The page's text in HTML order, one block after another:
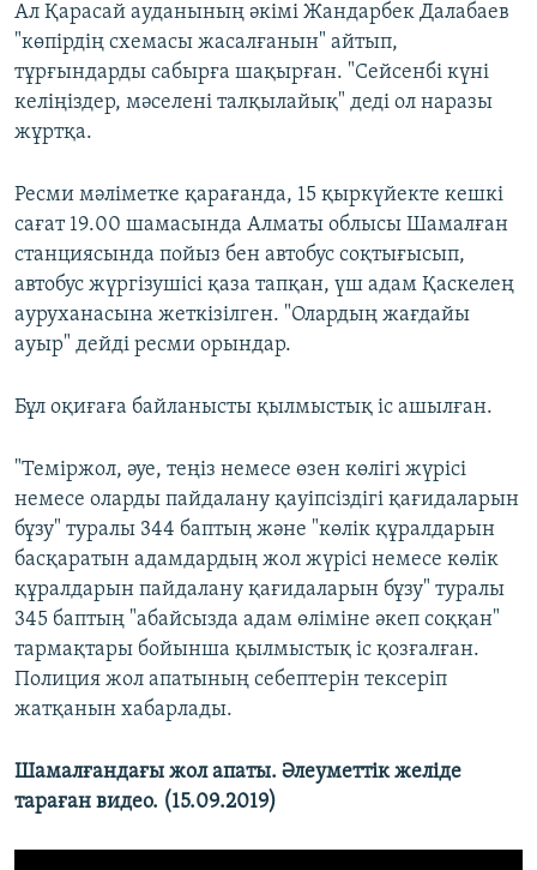
Ал Қарасай ауданының әкімі Жандарбек Далабаев
"көпірдің схемасы жасалғанын" айтып,
тұрғындарды сабырға шақырған. "Сейсенбі күні
келіңіздер, мәселені талқылайық" деді ол наразы
жұртқа.
Ресми мәліметке қарағанда, 15 қыркүйекте кешкі
сағат 19.00 шамасында Алматы облысы Шамалған
станциясында пойыз бен автобус соқтығысып,
автобус жүргізушісі қаза тапқан, үш адам Қаскелең
ауруханасына жеткізілген. "Олардың жағдайы
ауыр" дейді ресми орындар.
Бұл оқиғаға байланысты қылмыстық іс ашылған.
"Темiржол, әуе, теңіз немесе өзен көлiгi жүрісі
немесе оларды пайдалану қауiпсiздiгi қағидаларын
бұзу" туралы 344 баптың және "көлiк құралдарын
басқаратын адамдардың жол жүрісі немесе көлiк
құралдарын пайдалану қағидаларын бұзу" туралы
345 баптың "абайсызда адам өліміне әкеп соққан"
тармақтары бойынша қылмыстық іс қозғалған.
Полиция жол апатының себептерін тексеріп
жатқанын хабарлады.
Шамалғандағы жол апаты. Әлеуметтік желіде
тараған видео. (15.09.2019)